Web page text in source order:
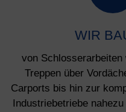
WIR
von Schlosserarbeiten
Treppen über
Carports bis hin zur
Industriebetriebe